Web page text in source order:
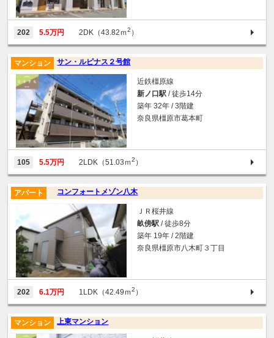
202 5.5万円 2DK（43.82ｍ2 ）
サン・ルピナス２号館
マンション
近鉄橿原線
新ノ口駅 / 徒歩14分
築年 32年 / 3階建
奈良県橿原市葛本町
105 5.5万円 2LDK（51.03ｍ2 ）
コンフォートメゾン八木
アパート
ＪＲ桜井線
畝傍駅 / 徒歩8分
築年 19年 / 2階建
奈良県橿原市八木町３丁目
202 6.1万円 1LDK（42.49ｍ2 ）
上東マンション
マンション